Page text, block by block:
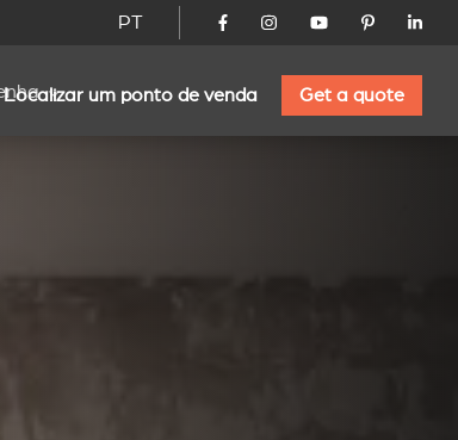
PT
Localizar um ponto de venda Get a quote